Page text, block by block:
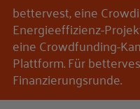
bettervest, eine
Energieeffizienz-
eine Crowdfunding-
Plattform. Für
Finanzierungsrunde.